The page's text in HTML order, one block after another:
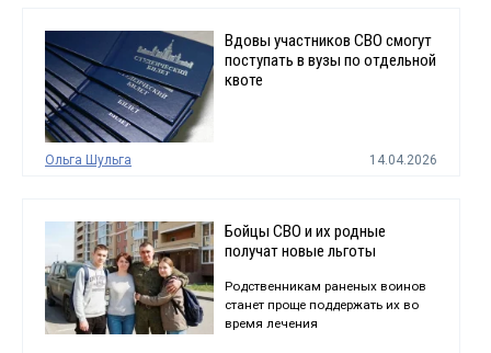
Вдовы участников СВО смогут
поступать в вузы по отдельной
квоте
Ольга Шульга 14.04.2026
Бойцы СВО и их родные
получат новые льготы
Родственникам раненых воинов
станет проще поддержать их во
время лечения